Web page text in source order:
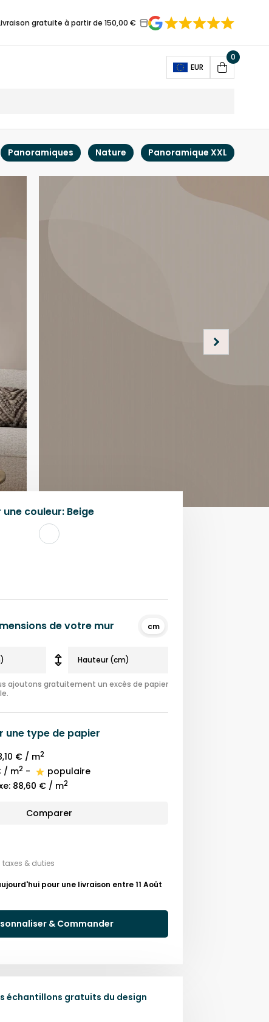
gratuite à partir de 150,00 €
EUR
Open
Cart
0
Panoramiques Nature Panoramique XXL
une couleur: Beige
de votre mur cm
ajoutons gratuitement un excès de papier
une type de papier
€ / m2
/ m2 -
populaire
: 88,60 € / m2
Comparer
taxes & duties
pour une livraison entre 11 Août
& Commander
échantillons gratuits du design